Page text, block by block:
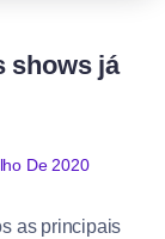
shows já
De 2020
as principais